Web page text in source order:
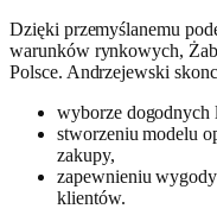
Dzięki przemyślanemu
warunków rynkowych,
Polsce. Andrzejewski
wyborze dogodnych
stworzeniu modelu
zakupy,
zapewnieniu
klientów.